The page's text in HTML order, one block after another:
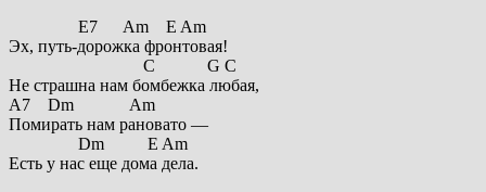
E7 Am E Am
Эх, путь-дорожка фронтовая!
C G C
Не страшна нам бомбежка любая,
A7 Dm Am
Помирать нам рановато —
Dm E Am
Есть у нас еще дома дела.